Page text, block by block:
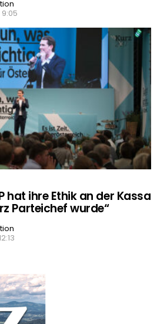
hat ihre Ethik an der Kassa
Parteichef wurde“